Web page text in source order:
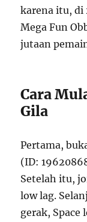
karena itu, di
Mega Fun
jutaan
Cara
Gila
Pertama,
(ID:
Setelah itu,
low lag.
gerak, Space